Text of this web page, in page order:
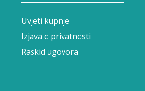
Uvjeti kupnje
Izjava o privatnosti
Raskid ugovora